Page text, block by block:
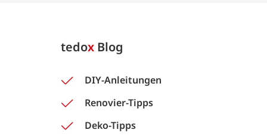
tedox Blog
DIY-Anleitungen
Renovier-Tipps
Deko-Tipps